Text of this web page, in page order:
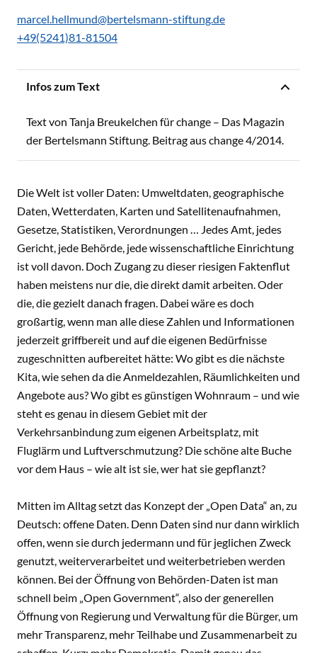
marcel.hellmund@bertelsmann-stiftung.de
+49(5241)81-81504
Infos zum Text
Text von Tanja Breukelchen für change – Das Magazin
der Bertelsmann Stiftung. Beitrag aus change 4/2014.
Die Welt ist voller Daten: Umweltdaten, geographische
Daten, Wetterdaten, Karten und Satellitenaufnahmen,
Gesetze, Statistiken, Verordnungen … Jedes Amt, jedes
Gericht, jede Behörde, jede wissenschaftliche Einrichtung
ist voll davon. Doch Zugang zu dieser riesigen Faktenflut
haben meistens nur die, die direkt damit arbeiten. Oder
die, die gezielt danach fragen. Dabei wäre es doch
großartig, wenn man alle diese Zahlen und Informationen
jederzeit griffbereit und auf die eigenen Bedürfnisse
zugeschnitten aufbereitet hätte: Wo gibt es die nächste
Kita, wie sehen da die Anmeldezahlen, Räumlichkeiten und
Angebote aus? Wo gibt es günstigen Wohnraum – und wie
steht es genau in diesem Gebiet mit der
Verkehrsanbindung zum eigenen Arbeitsplatz, mit
Fluglärm und Luftverschmutzung? Die schöne alte Buche
vor dem Haus – wie alt ist sie, wer hat sie gepflanzt?
Mitten im Alltag setzt das Konzept der „Open Data“ an, zu
Deutsch: offene Daten. Denn Daten sind nur dann wirklich
offen, wenn sie durch jedermann und für jeglichen Zweck
genutzt, weiterverarbeitet und weiterbetrieben werden
können. Bei der Öffnung von Behörden-Daten ist man
schnell beim „Open Government“, also der generellen
Öffnung von Regierung und Verwaltung für die Bürger, um
mehr Transparenz, mehr Teilhabe und Zusammenarbeit zu